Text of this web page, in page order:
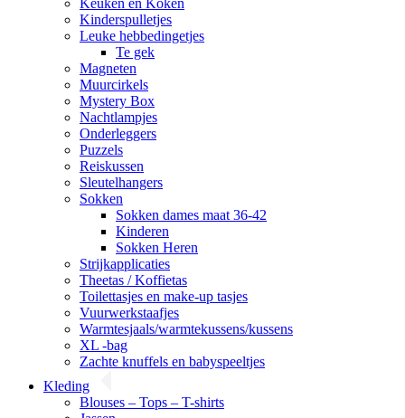
Keuken en Koken
Kinderspulletjes
Leuke hebbedingetjes
Te gek
Magneten
Muurcirkels
Mystery Box
Nachtlampjes
Onderleggers
Puzzels
Reiskussen
Sleutelhangers
Sokken
Sokken dames maat 36-42
Kinderen
Sokken Heren
Strijkapplicaties
Theetas / Koffietas
Toilettasjes en make-up tasjes
Vuurwerkstaafjes
Warmtesjaals/warmtekussens/kussens
XL -bag
Zachte knuffels en babyspeeltjes
Kleding
Blouses – Tops – T-shirts